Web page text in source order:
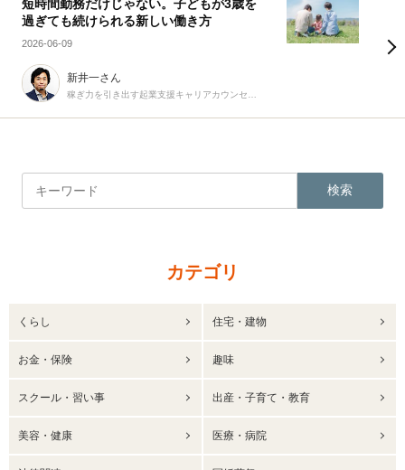
短時間勤務だけじゃない。子どもが3歳を
過ぎても続けられる新しい働き方
2026-06-09
新井一さん
検索
カテゴリ
くらし 住宅・建物
お金・保険 趣味
スクール・習い事 出産・子育て・教育
美容・健康 医療・病院